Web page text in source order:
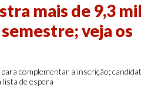
mais de 9,3 mil
veja os
complementar a inscrição;
de espera